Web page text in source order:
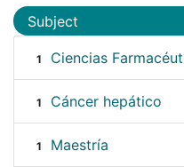
Subject
1 Ciencias
1 Cáncer hepático
1 Maestría